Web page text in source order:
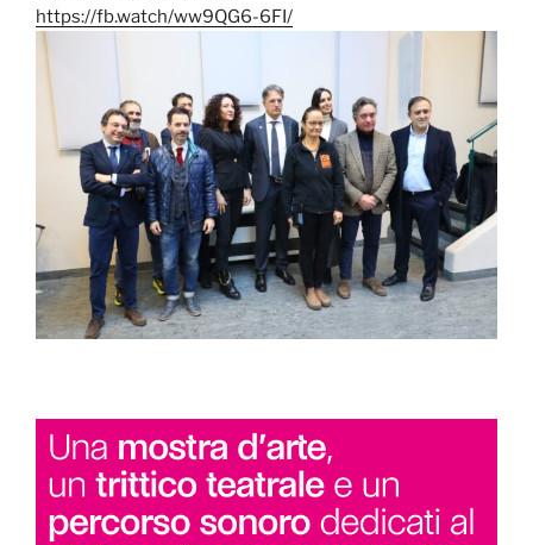
https://fb.watch/ww9QG6-6FI/